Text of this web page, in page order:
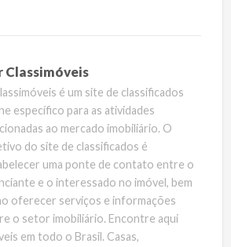
Classimóveis
é um site de classificados
específico para as atividades
ao mercado imobiliário. O
do site de classificados é
uma ponte de contato entre o
e o interessado no imóvel, bem
oferecer serviços e informações
o setor imobiliário. Encontre aqui
em todo o Brasil. Casas,